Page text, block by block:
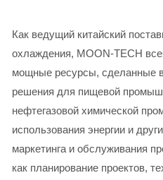
Как ведущий китайский
охлаждения, MOON-TECH
мощные ресурсы, сделанные
решения для пищевой
нефтегазовой химической
использования энергии и
маркетинга и обслуживания
как планирование проектов,